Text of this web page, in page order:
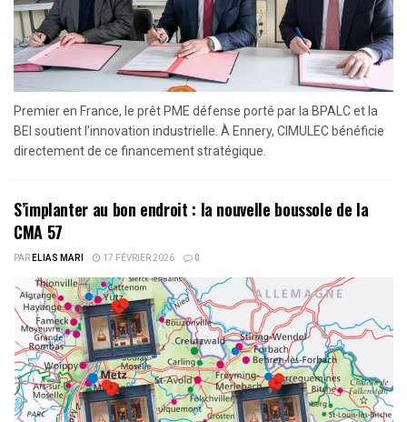
Premier en France, le prêt PME défense porté par la BPALC et la
BEI soutient l’innovation industrielle. À Ennery, CIMULEC bénéficie
directement de ce financement stratégique.
S’implanter au bon endroit : la nouvelle boussole de la
CMA 57
PARELIAS MARI 17 FÉVRIER 2026 0